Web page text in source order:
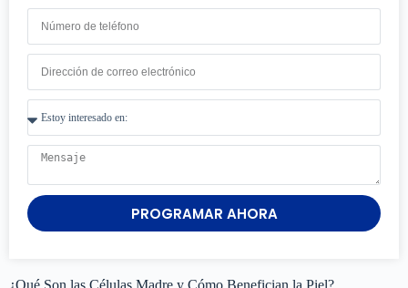
PROGRAMAR AHORA
¿Qué Son las Células Madre y Cómo Benefician la Piel?